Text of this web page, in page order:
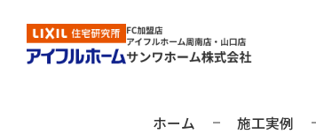
ホーム 施工実例